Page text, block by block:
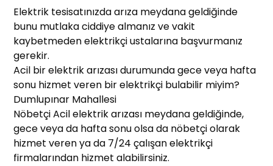
Elektrik tesisatınızda arıza meydana geldiğinde
bunu mutlaka ciddiye almanız ve vakit
kaybetmeden elektrikçi ustalarına başvurmanız
gerekir.
Acil bir elektrik arızası durumunda gece veya hafta
sonu hizmet veren bir elektrikçi bulabilir miyim?
Dumlupınar Mahallesi
Nöbetçi Acil elektrik arızası meydana geldiğinde,
gece veya da hafta sonu olsa da nöbetçi olarak
hizmet veren ya da 7/24 çalışan elektrikçi
firmalarından hizmet alabilirsiniz.